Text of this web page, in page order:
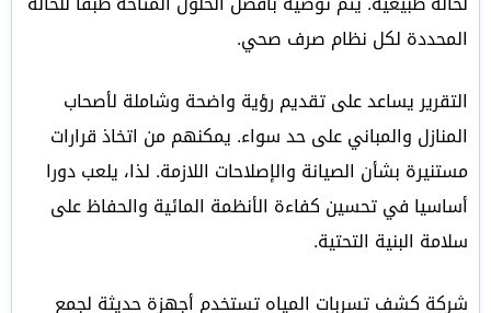
المحددة لكل نظام صرف صحي.
التقرير يساعد على تقديم رؤية واضحة وشاملة لأصحاب
المنازل والمباني على حد سواء. يمكنهم من اتخاذ قرارات
مستنيرة بشأن الصيانة والإصلاحات اللازمة. لذا، يلعب دورا
أساسيا في تحسين كفاءة الأنظمة المائية والحفاظ على
سلامة البنية التحتية.
شركة كشف تسربات المياه تستخدم أجهزة حديثة لجمع